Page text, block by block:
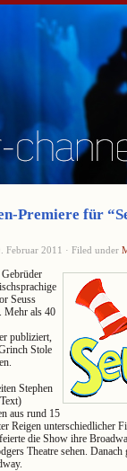
Premiere für
Februar 2011 · Filed under
Seuss
Mehr als 40
publiziert,
Stole
Stephen
aus rund 15
Reigen unterschiedlicher
die Show ihre
Theatre sehen.